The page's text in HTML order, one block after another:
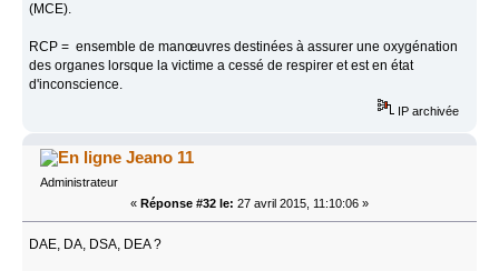
(MCE).
RCP = ensemble de manœuvres destinées à assurer une oxygénation
des organes lorsque la victime a cessé de respirer et est en état
d'inconscience.
IP archivée
Jeano 11
Administrateur
« Réponse #32 le: 27 avril 2015, 11:10:06 »
DAE, DA, DSA, DEA ?